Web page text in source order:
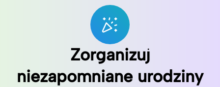
Zorganizuj
niezapomniane urodziny